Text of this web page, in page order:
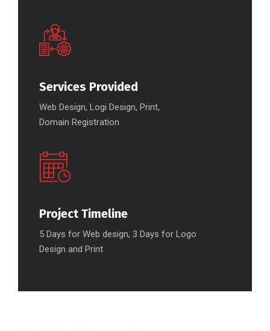
Services Provided
Web Design, Logi Design, Print,
Domain Registration
Project Timeline
5 Days for Web design, 3 Days for Logo
Design and Print